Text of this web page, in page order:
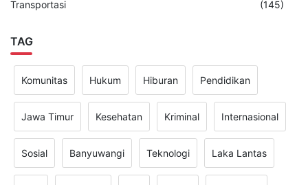
Transportasi (145)
TAG
Komunitas Hukum Hiburan Pendidikan
Jawa Timur Kesehatan Kriminal Internasional
Sosial Banyuwangi Teknologi Laka Lantas